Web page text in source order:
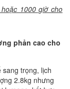
1000 giờ cho
phản cao cho
sang trọng, lịch
2.8kg nhưng